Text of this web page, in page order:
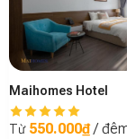
Maihomes Hotel
Từ 550.000₫/